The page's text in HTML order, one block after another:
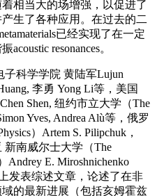
相当大的场增强，以促进了
生了各种应用。在过去的二
已经实现了在一定
resonances。
科学学院 黄陆军Lujun
李勇 Yong Li等，美国
Shen, 纽约市立大学（The
Yves, Andrea Alù等，俄罗
）Artem S. Pilipchuk，
新南威尔士大学（The
Andrey E. Miroshnichenko
发表综述文章，论述了在非
的最新进展（包括亥姆霍兹